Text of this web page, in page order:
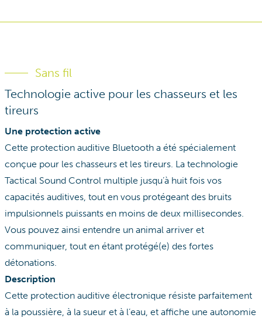
Sans fil
Technologie active pour les chasseurs et les
tireurs
Une protection active
Cette protection auditive Bluetooth a été spécialement
conçue pour les chasseurs et les tireurs. La technologie
Tactical Sound Control multiple jusqu’à huit fois vos
capacités auditives, tout en vous protégeant des bruits
impulsionnels puissants en moins de deux millisecondes.
Vous pouvez ainsi entendre un animal arriver et
communiquer, tout en étant protégé(e) des fortes
détonations.
Description
Cette protection auditive électronique résiste parfaitement
à la poussière, à la sueur et à l’eau, et affiche une autonomie